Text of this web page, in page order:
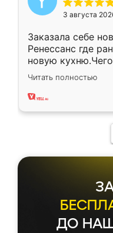
3 августа
Заказала себе
Ренессанс где
новую
вполне
два года,
Читать полностью
ДО